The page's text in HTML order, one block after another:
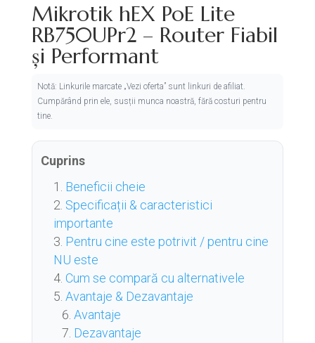
Mikrotik hEX PoE Lite
RB750UPr2 – Router Fiabil
și Performant
Notă: Linkurile marcate „Vezi oferta” sunt linkuri de afiliat.
Cumpărând prin ele, susții munca noastră, fără costuri pentru
tine.
Cuprins
Beneficii cheie
Specificații & caracteristici
importante
Pentru cine este potrivit / pentru cine
NU este
Cum se compară cu alternativele
Avantaje & Dezavantaje
Avantaje
Dezavantaje